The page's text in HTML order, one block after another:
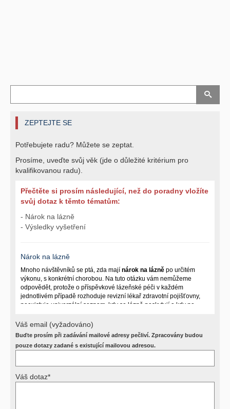
ZEPTEJTE SE
Potřebujete radu? Můžete se zeptat.
Prosíme, uveďte svůj věk (jde o důležité kritérium pro
kvalifikovanou radu).
Přečtěte si prosím následující, než do poradny vložíte
svůj dotaz k těmto tématům:
- Nárok na lázně
- Výsledky vyšetření
Nárok na lázně
Mnoho návštěvníků se ptá, zda mají nárok na lázně po určitém
výkonu, s konkrétní chorobou. Na tuto otázku vám nemůžeme
odpovědět, protože o příspěvkové lázeňské péči v každém
jednotlivém případě rozhoduje revizní lékař zdravotní pojišťovny,
neexistuje univerzální seznam, kdy se lázně poskytují a kdy ne.
postižení pacienta a dalších zdravotních okolnostech.
Požádejte svého ošetřujícího lékaře o návrh, který pak posoudí
příslušný revizní lékař. My vám spolehlivou odpověď dát
Výsledky vyšetření
Váš email (vyžadováno)
Buďte prosím při zadávání mailové adresy pečliví. Zpracovány budou
pouze dotazy zadané s existující mailovou adresou.
Váš dotaz*